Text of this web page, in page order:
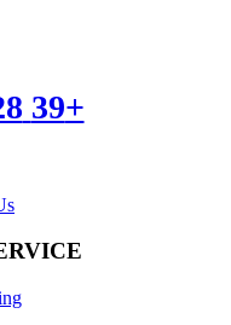
+39 328 243 7444